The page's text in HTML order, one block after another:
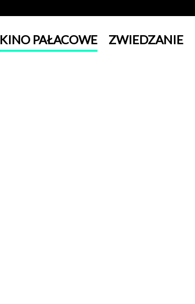
KINO PAŁACOWE ZWIEDZANIE